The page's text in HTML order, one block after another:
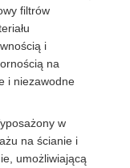
filtrów
i
na
i niezawodne
w
na ścianie i
umożliwiającą